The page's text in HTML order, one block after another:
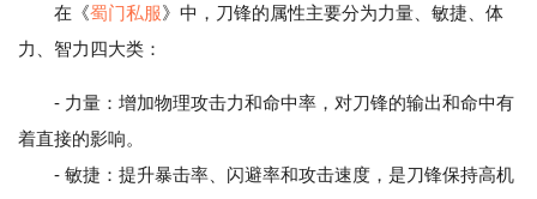
在《蜀门私服》中，刀锋的属性主要分为力量、敏捷、体
力、智力四大类：
- 力量：增加物理攻击力和命中率，对刀锋的输出和命中有
着直接的影响。
- 敏捷：提升暴击率、闪避率和攻击速度，是刀锋保持高机